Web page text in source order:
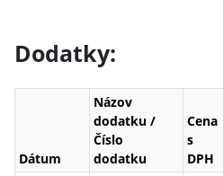
Dodatky:
Dátum
Názov
dodatku /
Číslo
dodatku
Cena
s
DPH